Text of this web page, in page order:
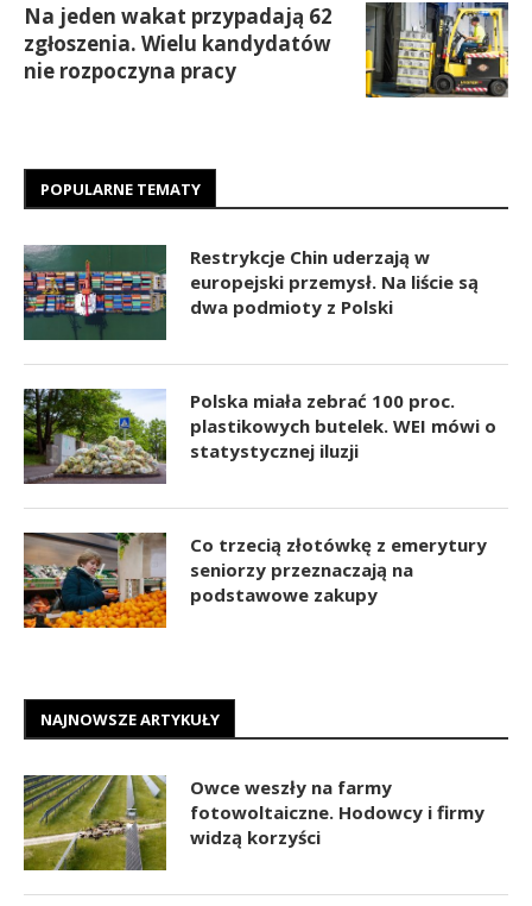
Na jeden wakat przypadają 62
zgłoszenia. Wielu kandydatów
nie rozpoczyna pracy
POPULARNE TEMATY
Restrykcje Chin uderzają w
europejski przemysł. Na liście są
dwa podmioty z Polski
Polska miała zebrać 100 proc.
plastikowych butelek. WEI mówi o
statystycznej iluzji
Co trzecią złotówkę z emerytury
seniorzy przeznaczają na
podstawowe zakupy
NAJNOWSZE ARTYKUŁY
Owce weszły na farmy
fotowoltaiczne. Hodowcy i firmy
widzą korzyści